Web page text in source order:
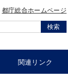
都庁総合ホームページ
検索
関連リンク